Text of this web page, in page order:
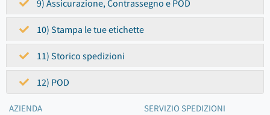
9) Assicurazione, Contrassegno e POD
10) Stampa le tue etichette
11) Storico spedizioni
12) POD
AZIENDA
SERVIZIO SPEDIZIONI